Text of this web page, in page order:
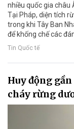
nhiều quốc gia châu
Tại Pháp, diện tích
trong khi Tây Ban
để khống chế các
Tin Quốc tế
Huy động
cháy rừng